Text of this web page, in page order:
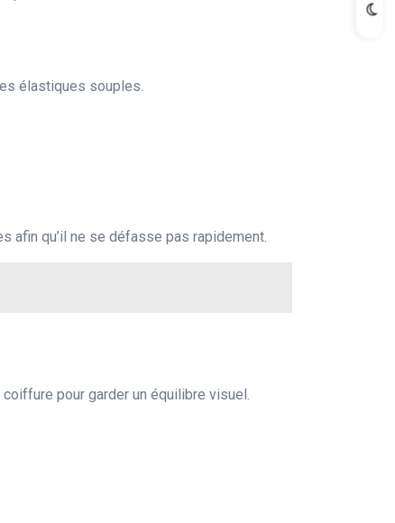
élastiques souples.
afin qu’il ne se défasse pas rapidement.
pour garder un équilibre visuel.